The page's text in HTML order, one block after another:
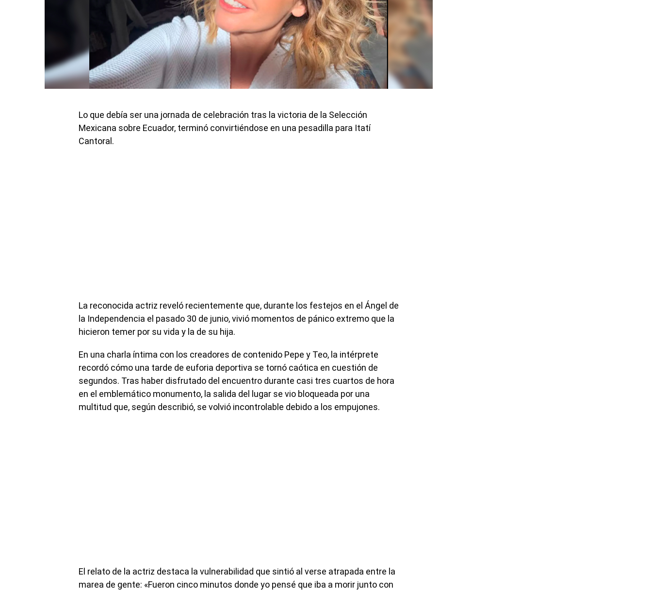
Lo que debía ser una jornada de celebración tras la victoria de la Selección
Mexicana sobre Ecuador, terminó convirtiéndose en una pesadilla para Itatí
Cantoral.
La reconocida actriz reveló recientemente que, durante los festejos en el Ángel de
la Independencia el pasado 30 de junio, vivió momentos de pánico extremo que la
hicieron temer por su vida y la de su hija.
En una charla íntima con los creadores de contenido Pepe y Teo, la intérprete
recordó cómo una tarde de euforia deportiva se tornó caótica en cuestión de
segundos. Tras haber disfrutado del encuentro durante casi tres cuartos de hora
en el emblemático monumento, la salida del lugar se vio bloqueada por una
multitud que, según describió, se volvió incontrolable debido a los empujones.
El relato de la actriz destaca la vulnerabilidad que sintió al verse atrapada entre la
marea de gente: «Fueron cinco minutos donde yo pensé que iba a morir junto con